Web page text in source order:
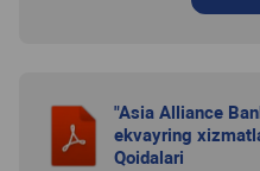
"Asia Alliance
ekvayring
Qoidalari